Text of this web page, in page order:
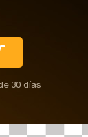
30 días